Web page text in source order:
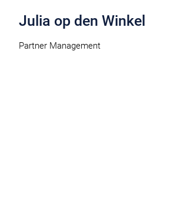
Julia op den Winkel
Partner Management